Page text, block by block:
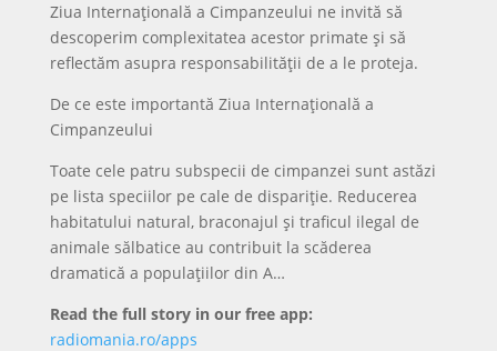
Ziua Internațională a Cimpanzeului ne invită să
descoperim complexitatea acestor primate și să
reflectăm asupra responsabilității de a le proteja.
De ce este importantă Ziua Internațională a
Cimpanzeului
Toate cele patru subspecii de cimpanzei sunt astăzi
pe lista speciilor pe cale de dispariție. Reducerea
habitatului natural, braconajul și traficul ilegal de
animale sălbatice au contribuit la scăderea
dramatică a populațiilor din A…
Read the full story in our free app:
radiomania.ro/apps